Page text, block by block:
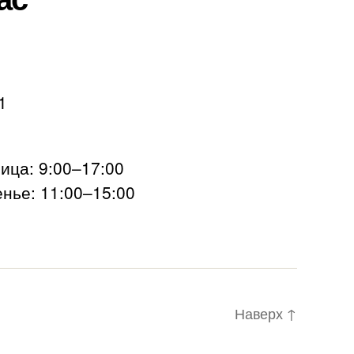
9:00–17:00
11:00–15:00
Наверх ↑